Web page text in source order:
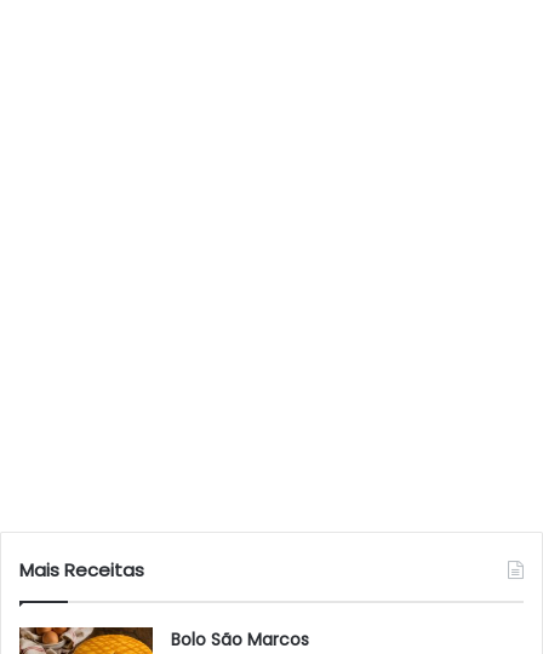
Mais Receitas
Bolo São Marcos